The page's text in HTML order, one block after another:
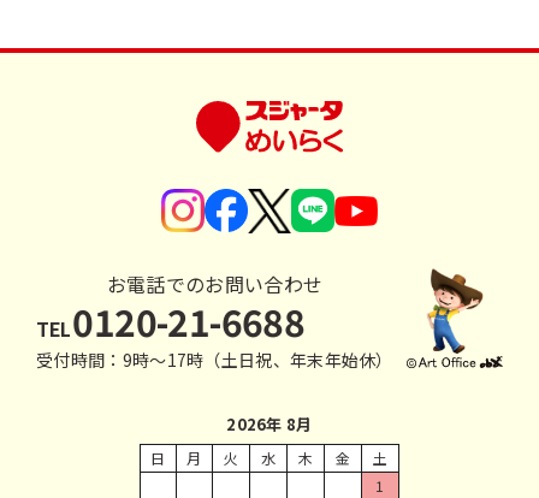
お電話でのお問い合わせ
TEL0120-21-6688
受付時間：9時〜17時（土日祝、年末年始休）
2026年 8月
日 月 火 水 木 金
土
1